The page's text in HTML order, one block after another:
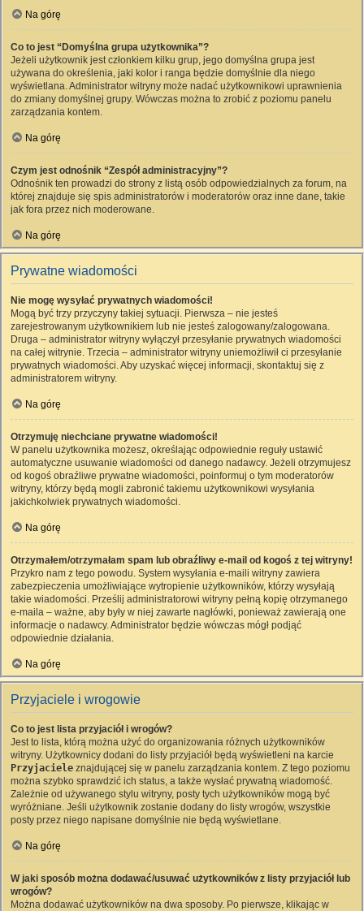
Na górę
Co to jest “Domyślna grupa użytkownika”?
Jeżeli użytkownik jest członkiem kilku grup, jego domyślna grupa jest
używana do określenia, jaki kolor i ranga będzie domyślnie dla niego
wyświetlana. Administrator witryny może nadać użytkownikowi uprawnienia
do zmiany domyślnej grupy. Wówczas można to zrobić z poziomu panelu
zarządzania kontem.
Na górę
Czym jest odnośnik “Zespół administracyjny”?
Odnośnik ten prowadzi do strony z listą osób odpowiedzialnych za forum, na
której znajduje się spis administratorów i moderatorów oraz inne dane, takie
jak fora przez nich moderowane.
Na górę
Prywatne wiadomości
Nie mogę wysyłać prywatnych wiadomości!
Mogą być trzy przyczyny takiej sytuacji. Pierwsza – nie jesteś
zarejestrowanym użytkownikiem lub nie jesteś zalogowany/zalogowana.
Druga – administrator witryny wyłączył przesyłanie prywatnych wiadomości
na całej witrynie. Trzecia – administrator witryny uniemożliwił ci przesyłanie
prywatnych wiadomości. Aby uzyskać więcej informacji, skontaktuj się z
administratorem witryny.
Na górę
Otrzymuję niechciane prywatne wiadomości!
W panelu użytkownika możesz, określając odpowiednie reguły ustawić
automatyczne usuwanie wiadomości od danego nadawcy. Jeżeli otrzymujesz
od kogoś obraźliwe prywatne wiadomości, poinformuj o tym moderatorów
witryny, którzy będą mogli zabronić takiemu użytkownikowi wysyłania
jakichkolwiek prywatnych wiadomości.
Na górę
Otrzymałem/otrzymałam spam lub obraźliwy e-mail od kogoś z tej witryny!
Przykro nam z tego powodu. System wysyłania e-maili witryny zawiera
zabezpieczenia umożliwiające wytropienie użytkowników, którzy wysyłają
takie wiadomości. Prześlij administratorowi witryny pełną kopię otrzymanego
e-maila – ważne, aby były w niej zawarte nagłówki, ponieważ zawierają one
informacje o nadawcy. Administrator będzie wówczas mógł podjąć
odpowiednie działania.
Na górę
Przyjaciele i wrogowie
Co to jest lista przyjaciół i wrogów?
Jest to lista, którą można użyć do organizowania różnych użytkowników
witryny. Użytkownicy dodani do listy przyjaciół będą wyświetleni na karcie
Przyjaciele znajdującej się w panelu zarządzania kontem. Z tego poziomu
można szybko sprawdzić ich status, a także wysłać prywatną wiadomość.
Zależnie od używanego stylu witryny, posty tych użytkowników mogą być
wyróżniane. Jeśli użytkownik zostanie dodany do listy wrogów, wszystkie
posty przez niego napisane domyślnie nie będą wyświetlane.
Na górę
W jaki sposób można dodawać/usuwać użytkowników z listy przyjaciół lub
wrogów?
Można dodawać użytkowników na dwa sposoby. Po pierwsze, klikając w